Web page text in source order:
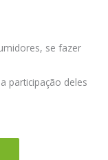
se fazer
participação deles